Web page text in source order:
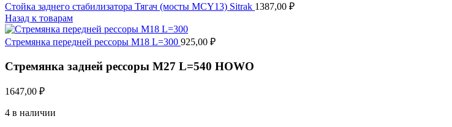
Стойка заднего стабилизатора Тягач (мосты MCY13) Sitrak 1387,00 ₽
Назад к товарам
Стремянка передней рессоры М18 L=300 925,00 ₽
Стремянка задней рессоры М27 L=540 HOWO
1647,00 ₽
4 в наличии